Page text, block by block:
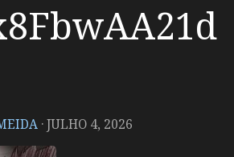
·JULHO 4, 2026